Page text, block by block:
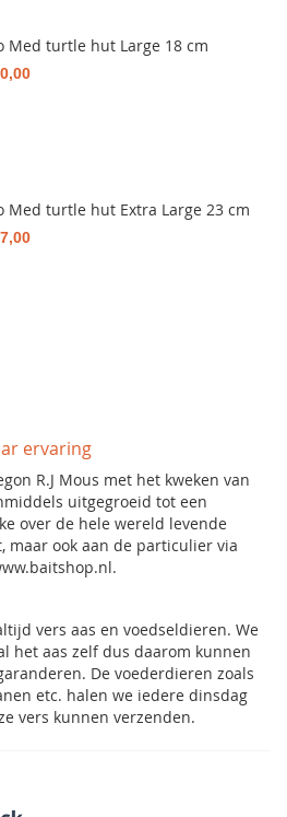
ervaring
R.J Mous met het kweken van
uitgegroeid tot een
over de hele wereld levende
maar ook aan de particulier via
vers aas en voedseldieren. We
het aas zelf dus daarom kunnen
De voederdieren zoals
etc. halen we iedere dinsdag
vers kunnen verzenden.
Med turtle hut Large 18 cm
Med turtle hut Extra Large 23 cm